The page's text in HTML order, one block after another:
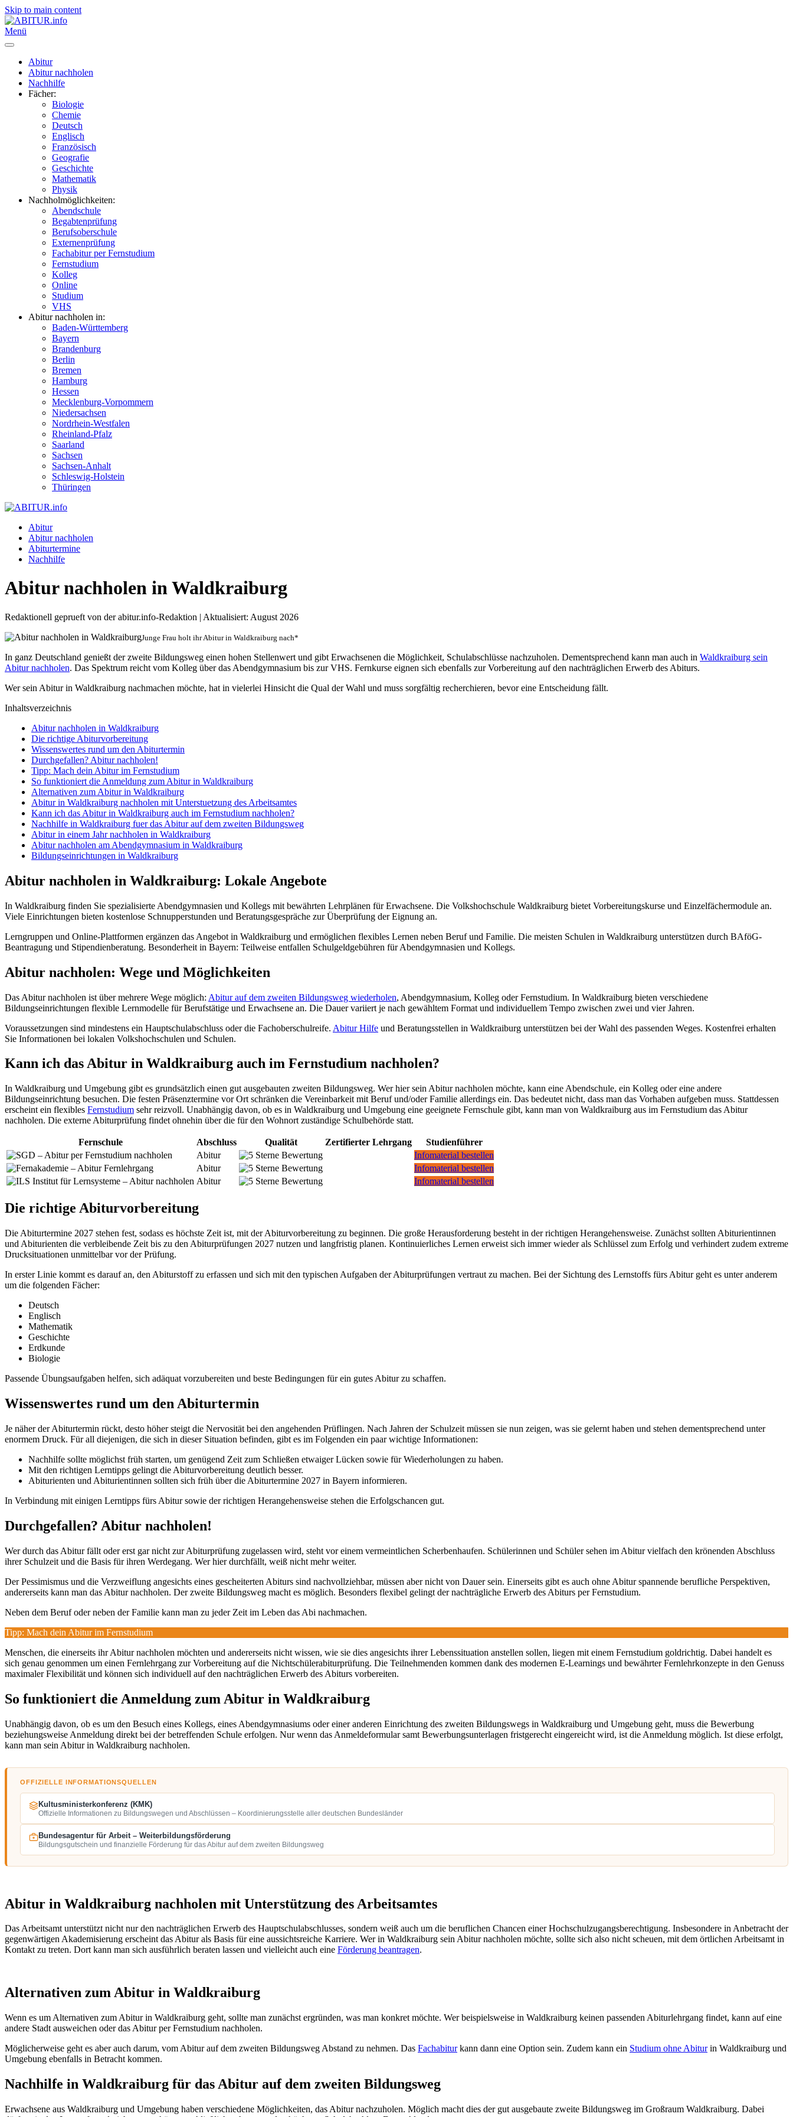
Skip to main content
Menü
Abitur
Abitur nachholen
Nachhilfe
Fächer:
Biologie
Chemie
Deutsch
Englisch
Französisch
Geografie
Geschichte
Mathematik
Physik
Nachholmöglichkeiten:
Abendschule
Begabtenprüfung
Berufsoberschule
Externenprüfung
Fachabitur per Fernstudium
Fernstudium
Kolleg
Online
Studium
VHS
Abitur nachholen in:
Baden-Württemberg
Bayern
Brandenburg
Berlin
Bremen
Hamburg
Hessen
Mecklenburg-Vorpommern
Niedersachsen
Nordrhein-Westfalen
Rheinland-Pfalz
Saarland
Sachsen
Sachsen-Anhalt
Schleswig-Holstein
Thüringen
Abitur
Abitur nachholen
Abiturtermine
Nachhilfe
Abitur nachholen in Waldkraiburg
Redaktionell geprueft von der abitur.info-Redaktion | Aktualisiert: August 2026
Junge Frau holt ihr Abitur in Waldkraiburg nach*
In ganz Deutschland genießt der zweite Bildungsweg einen hohen Stellenwert und gibt Erwachsenen die Möglichkeit, Schulabschlüsse nachzuholen. Dementsprechend kann man auch in Waldkraiburg sein
Abitur nachholen. Das Spektrum reicht vom Kolleg über das Abendgymnasium bis zur VHS. Fernkurse eignen sich ebenfalls zur Vorbereitung auf den nachträglichen Erwerb des Abiturs.
Wer sein Abitur in Waldkraiburg nachmachen möchte, hat in vielerlei Hinsicht die Qual der Wahl und muss sorgfältig recherchieren, bevor eine Entscheidung fällt.
Inhaltsverzeichnis
Abitur nachholen in Waldkraiburg
Die richtige Abiturvorbereitung
Wissenswertes rund um den Abiturtermin
Durchgefallen? Abitur nachholen!
Tipp: Mach dein Abitur im Fernstudium
So funktioniert die Anmeldung zum Abitur in Waldkraiburg
Alternativen zum Abitur in Waldkraiburg
Abitur in Waldkraiburg nachholen mit Unterstuetzung des Arbeitsamtes
Kann ich das Abitur in Waldkraiburg auch im Fernstudium nachholen?
Nachhilfe in Waldkraiburg fuer das Abitur auf dem zweiten Bildungsweg
Abitur in einem Jahr nachholen in Waldkraiburg
Abitur nachholen am Abendgymnasium in Waldkraiburg
Bildungseinrichtungen in Waldkraiburg
Abitur nachholen in Waldkraiburg: Lokale Angebote
In Waldkraiburg finden Sie spezialisierte Abendgymnasien und Kollegs mit bewährten Lehrplänen für Erwachsene. Die Volkshochschule Waldkraiburg bietet Vorbereitungskurse und Einzelfächermodule an.
Viele Einrichtungen bieten kostenlose Schnupperstunden und Beratungsgespräche zur Überprüfung der Eignung an.
Lerngruppen und Online-Plattformen ergänzen das Angebot in Waldkraiburg und ermöglichen flexibles Lernen neben Beruf und Familie. Die meisten Schulen in Waldkraiburg unterstützen durch BAföG-
Beantragung und Stipendienberatung. Besonderheit in Bayern: Teilweise entfallen Schulgeldgebühren für Abendgymnasien und Kollegs.
Abitur nachholen: Wege und Möglichkeiten
Das Abitur nachholen ist über mehrere Wege möglich: Abitur auf dem zweiten Bildungsweg wiederholen, Abendgymnasium, Kolleg oder Fernstudium. In Waldkraiburg bieten verschiedene
Bildungseinrichtungen flexible Lernmodelle für Berufstätige und Erwachsene an. Die Dauer variiert je nach gewähltem Format und individuellem Tempo zwischen zwei und vier Jahren.
Voraussetzungen sind mindestens ein Hauptschulabschluss oder die Fachoberschulreife. Abitur Hilfe und Beratungsstellen in Waldkraiburg unterstützen bei der Wahl des passenden Weges. Kostenfrei erhalten
Sie Informationen bei lokalen Volkshochschulen und Schulen.
Kann ich das Abitur in Waldkraiburg auch im Fernstudium nachholen?
In Waldkraiburg und Umgebung gibt es grundsätzlich einen gut ausgebauten zweiten Bildungsweg. Wer hier sein Abitur nachholen möchte, kann eine Abendschule, ein Kolleg oder eine andere
Bildungseinrichtung besuchen. Die festen Präsenztermine vor Ort schränken die Vereinbarkeit mit Beruf und/oder Familie allerdings ein. Das bedeutet nicht, dass man das Vorhaben aufgeben muss. Stattdessen
erscheint ein flexibles Fernstudium sehr reizvoll. Unabhängig davon, ob es in Waldkraiburg und Umgebung eine geeignete Fernschule gibt, kann man von Waldkraiburg aus im Fernstudium das Abitur
nachholen. Die externe Abiturprüfung findet ohnehin über die für den Wohnort zuständige Schulbehörde statt.
Fernschule Abschluss Qualität Zertifierter Lehrgang
Studienführer
Abitur
Infomaterial bestellen
Abitur
Infomaterial bestellen
Abitur
Infomaterial bestellen
Die richtige Abiturvorbereitung
Die Abiturtermine 2027 stehen fest, sodass es höchste Zeit ist, mit der Abiturvorbereitung zu beginnen. Die große Herausforderung besteht in der richtigen Herangehensweise. Zunächst sollten Abiturientinnen
und Abiturienten die verbleibende Zeit bis zu den Abiturprüfungen 2027 nutzen und langfristig planen. Kontinuierliches Lernen erweist sich immer wieder als Schlüssel zum Erfolg und verhindert zudem extreme
Drucksituationen unmittelbar vor der Prüfung.
In erster Linie kommt es darauf an, den Abiturstoff zu erfassen und sich mit den typischen Aufgaben der Abiturprüfungen vertraut zu machen. Bei der Sichtung des Lernstoffs fürs Abitur geht es unter anderem
um die folgenden Fächer:
Deutsch
Englisch
Mathematik
Geschichte
Erdkunde
Biologie
Passende Übungsaufgaben helfen, sich adäquat vorzubereiten und beste Bedingungen für ein gutes Abitur zu schaffen.
Wissenswertes rund um den Abiturtermin
Je näher der Abiturtermin rückt, desto höher steigt die Nervosität bei den angehenden Prüflingen. Nach Jahren der Schulzeit müssen sie nun zeigen, was sie gelernt haben und stehen dementsprechend unter
enormem Druck. Für all diejenigen, die sich in dieser Situation befinden, gibt es im Folgenden ein paar wichtige Informationen:
Nachhilfe sollte möglichst früh starten, um genügend Zeit zum Schließen etwaiger Lücken sowie für Wiederholungen zu haben.
Mit den richtigen Lerntipps gelingt die Abiturvorbereitung deutlich besser.
Abiturienten und Abiturientinnen sollten sich früh über die Abiturtermine 2027 in Bayern informieren.
In Verbindung mit einigen Lerntipps fürs Abitur sowie der richtigen Herangehensweise stehen die Erfolgschancen gut.
Durchgefallen? Abitur nachholen!
Wer durch das Abitur fällt oder erst gar nicht zur Abiturprüfung zugelassen wird, steht vor einem vermeintlichen Scherbenhaufen. Schülerinnen und Schüler sehen im Abitur vielfach den krönenden Abschluss
ihrer Schulzeit und die Basis für ihren Werdegang. Wer hier durchfällt, weiß nicht mehr weiter.
Der Pessimismus und die Verzweiflung angesichts eines gescheiterten Abiturs sind nachvollziehbar, müssen aber nicht von Dauer sein. Einerseits gibt es auch ohne Abitur spannende berufliche Perspektiven,
andererseits kann man das Abitur nachholen. Der zweite Bildungsweg macht es möglich. Besonders flexibel gelingt der nachträgliche Erwerb des Abiturs per Fernstudium.
Neben dem Beruf oder neben der Familie kann man zu jeder Zeit im Leben das Abi nachmachen.
Tipp: Mach dein Abitur im Fernstudium
Menschen, die einerseits ihr Abitur nachholen möchten und andererseits nicht wissen, wie sie dies angesichts ihrer Lebenssituation anstellen sollen, liegen mit einem Fernstudium goldrichtig. Dabei handelt es
sich genau genommen um einen Fernlehrgang zur Vorbereitung auf die Nichtschülerabiturprüfung. Die Teilnehmenden kommen dank des modernen E-Learnings und bewährter Fernlehrkonzepte in den Genuss
maximaler Flexibilität und können sich individuell auf den nachträglichen Erwerb des Abiturs vorbereiten.
So funktioniert die Anmeldung zum Abitur in Waldkraiburg
Unabhängig davon, ob es um den Besuch eines Kollegs, eines Abendgymnasiums oder einer anderen Einrichtung des zweiten Bildungswegs in Waldkraiburg und Umgebung geht, muss die Bewerbung
beziehungsweise Anmeldung direkt bei der betreffenden Schule erfolgen. Nur wenn das Anmeldeformular samt Bewerbungsunterlagen fristgerecht eingereicht wird, ist die Anmeldung möglich. Ist diese erfolgt,
kann man sein Abitur in Waldkraiburg nachholen.
OFFIZIELLE INFORMATIONSQUELLEN
Kultusministerkonferenz (KMK)
Offizielle Informationen zu Bildungswegen und Abschlüssen – Koordinierungsstelle aller deutschen Bundesländer
Bundesagentur für Arbeit – Weiterbildungsförderung
Bildungsgutschein und finanzielle Förderung für das Abitur auf dem zweiten Bildungsweg
Abitur in Waldkraiburg nachholen mit Unterstützung des Arbeitsamtes
Das Arbeitsamt unterstützt nicht nur den nachträglichen Erwerb des Hauptschulabschlusses, sondern weiß auch um die beruflichen Chancen einer Hochschulzugangsberechtigung. Insbesondere in Anbetracht der
gegenwärtigen Akademisierung erscheint das Abitur als Basis für eine aussichtsreiche Karriere. Wer in Waldkraiburg sein Abitur nachholen möchte, sollte sich also nicht scheuen, mit dem örtlichen Arbeitsamt in
Kontakt zu treten. Dort kann man sich ausführlich beraten lassen und vielleicht auch eine Förderung beantragen.
Alternativen zum Abitur in Waldkraiburg
Wenn es um Alternativen zum Abitur in Waldkraiburg geht, sollte man zunächst ergründen, was man konkret möchte. Wer beispielsweise in Waldkraiburg keinen passenden Abiturlehrgang findet, kann auf eine
andere Stadt ausweichen oder das Abitur per Fernstudium nachholen.
Möglicherweise geht es aber auch darum, vom Abitur auf dem zweiten Bildungsweg Abstand zu nehmen. Das Fachabiturkann dann eine Option sein. Zudem kann ein Studium ohne Abiturin Waldkraiburg und
Umgebung ebenfalls in Betracht kommen.
Nachhilfe in Waldkraiburg für das Abitur auf dem zweiten Bildungsweg
Erwachsene aus Waldkraiburg und Umgebung haben verschiedene Möglichkeiten, das Abitur nachzuholen. Möglich macht dies der gut ausgebaute zweite Bildungsweg im Großraum Waldkraiburg. Dabei